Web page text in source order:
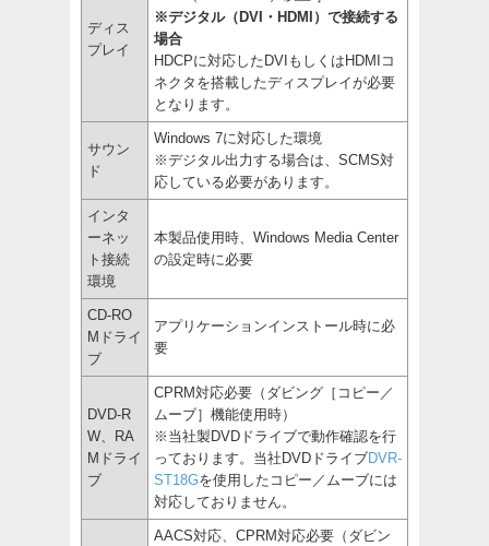
ディス
プレイ
※デジタル（DVI・HDMI）で接続する
場合
HDCPに対応したDVIもしくはHDMIコ
ネクタを搭載したディスプレイが必要
となります。
サウン
ド
Windows 7に対応した環境
※デジタル出力する場合は、SCMS対
応している必要があります。
インタ
ーネッ
ト接続
環境
本製品使用時、Windows Media Center
の設定時に必要
CD-RO
Mドライ
ブ
アプリケーションインストール時に必
要
DVD-R
W、RA
Mドライ
ブ
CPRM対応必要（ダビング［コピー／
ムーブ］機能使用時）
※当社製DVDドライブで動作確認を行
っております。当社DVDドライブDVR-
ST18Gを使用したコピー／ムーブには
対応しておりません。
AACS対応、CPRM対応必要（ダビン